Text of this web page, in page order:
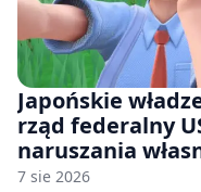
Japońskie
rząd federalny
naruszania
japońskich gier i
7 sie 2026